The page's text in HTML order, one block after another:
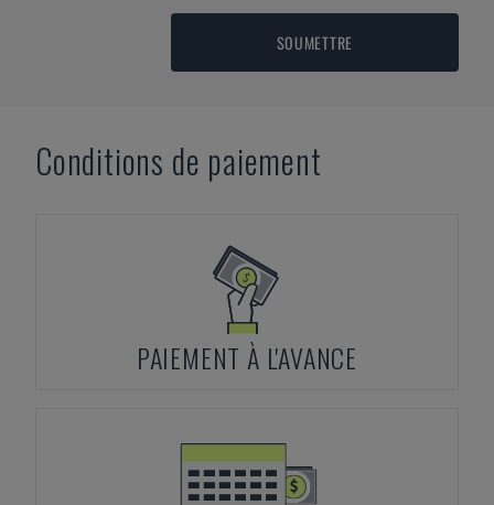
SOUMETTRE
Conditions de paiement
PAIEMENT À L'AVANCE